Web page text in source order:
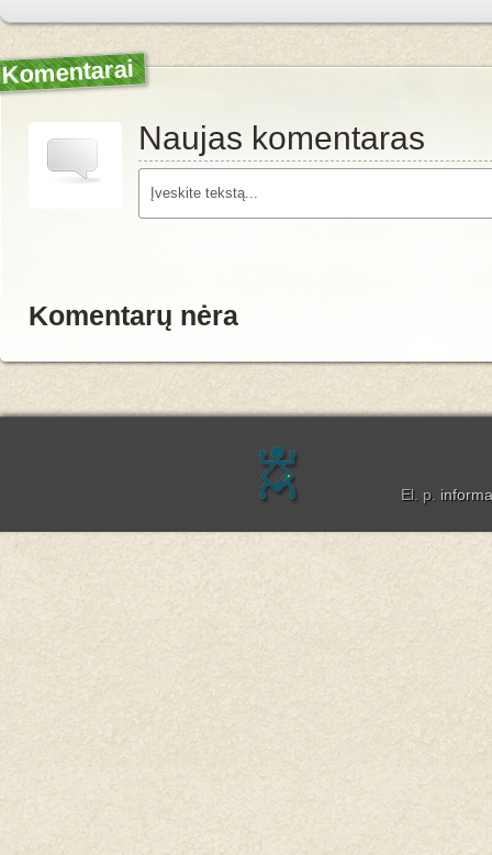
Komentarai
Naujas komentaras
Komentarų nėra
El. p.